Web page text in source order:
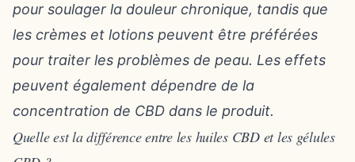
pour soulager la douleur chronique, tandis que
les crèmes et lotions peuvent être préférées
pour traiter les problèmes de peau. Les effets
peuvent également dépendre de la
concentration de CBD dans le produit.
Quelle est la différence entre les huiles CBD et les gélules